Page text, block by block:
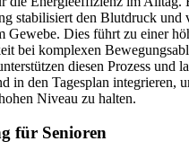
stabilisiert den Blutdruck und
Gewebe. Dies führt zu einer
bei komplexen
diesen Prozess und
in den Tagesplan integrieren,
Niveau zu halten.
für Senioren